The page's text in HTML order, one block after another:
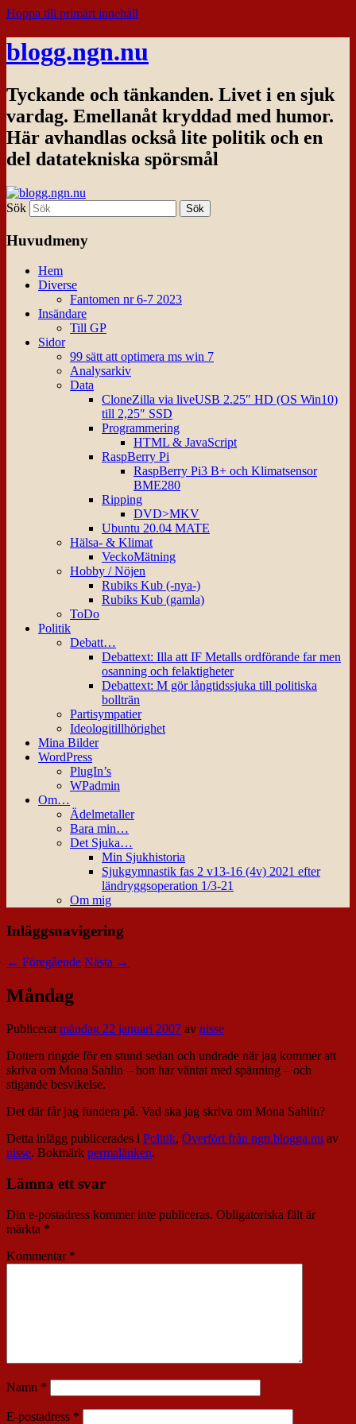
Hoppa till primärt innehåll
blogg.ngn.nu
Tyckande och tänkanden. Livet i en sjuk
vardag. Emellanåt kryddad med humor.
Här avhandlas också lite politik och en
del datatekniska spörsmål
Sök
Huvudmeny
Hem
Diverse
Fantomen nr 6-7 2023
Insändare
Till GP
Sidor
99 sätt att optimera ms win 7
Analysarkiv
Data
CloneZilla via liveUSB 2.25″ HD (OS Win10)
till 2,25″ SSD
Programmering
HTML & JavaScript
RaspBerry Pi
RaspBerry Pi3 B+ och Klimatsensor
BME280
Ripping
DVD>MKV
Ubuntu 20.04 MATE
Hälsa- & Klimat
VeckoMätning
Hobby / Nöjen
Rubiks Kub (-nya-)
Rubiks Kub (gamla)
ToDo
Politik
Debatt…
Debattext: Illa att IF Metalls ordförande far men
osanning och felaktigheter
Debattext: M gör långtidssjuka till politiska
bollträn
Partisympatier
Ideologitillhörighet
Mina Bilder
WordPress
PlugIn’s
WPadmin
Om…
Ädelmetaller
Bara min…
Det Sjuka…
Min Sjukhistoria
Sjukgymnastik fas 2 v13-16 (4v) 2021 efter
ländryggsoperation 1/3-21
Om mig
Inläggsnavigering
← Föregående Nästa →
Måndag
Publiceratmåndag 22 januari 2007 av nisse
Dottern ringde för en stund sedan och undrade när jag kommer att
skriva om Mona Sahlin – hon har väntat med spänning – och
stigande besvikelse.
Det där får jag fundera på. Vad ska jag skriva om Mona Sahlin?
Detta inlägg publicerades i Politik, Överfört från ngn.blogga.nu av
nisse. Bokmärk permalänken.
Lämna ett svar
Din e-postadress kommer inte publiceras. Obligatoriska fält är
märkta *
Kommentar *
Namn *
E-postadress *